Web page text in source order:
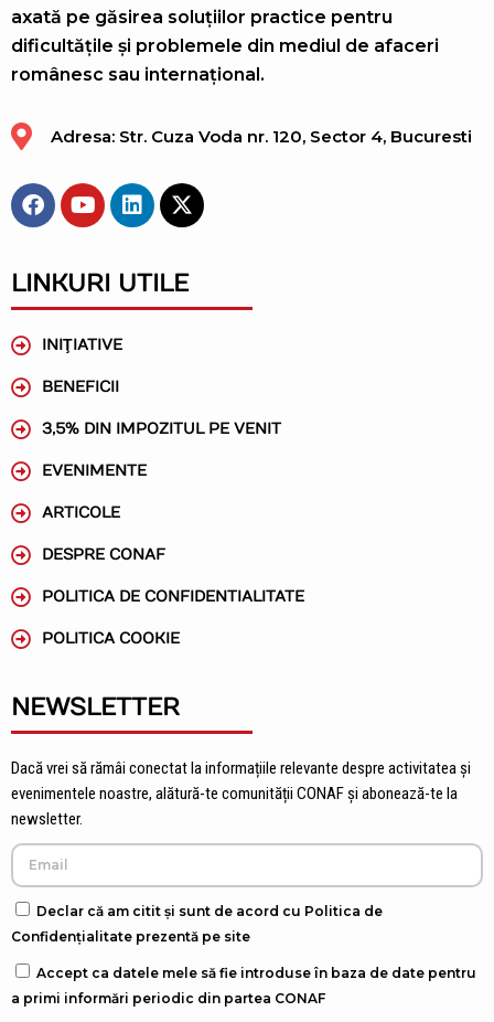
axată pe găsirea soluțiilor practice pentru
dificultățile și problemele din mediul de afaceri
românesc sau internațional.
Adresa: Str. Cuza Voda nr. 120, Sector 4, Bucuresti
LINKURI UTILE
INIŢIATIVE
BENEFICII
3,5% DIN IMPOZITUL PE VENIT
EVENIMENTE
ARTICOLE
DESPRE CONAF
POLITICA DE CONFIDENTIALITATE
POLITICA COOKIE
NEWSLETTER
Dacă vrei să rămâi conectat la informațiile relevante despre activitatea și
evenimentele noastre, alătură-te comunității CONAF și abonează-te la
newsletter.
Declar că am citit și sunt de acord cu Politica de
Confidențialitate prezentă pe site
Accept ca datele mele să fie introduse în baza de date pentru
a primi informări periodic din partea CONAF